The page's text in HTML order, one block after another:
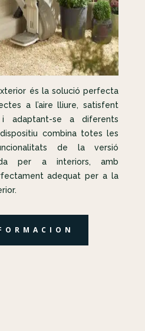
és la solució perfecta
a l’aire lliure, satisfent
i adaptant-se a diferents
combina totes les
de la versió
per a interiors, amb
adequat per a la